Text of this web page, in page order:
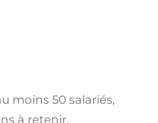
moins 50 salariés,
à retenir.